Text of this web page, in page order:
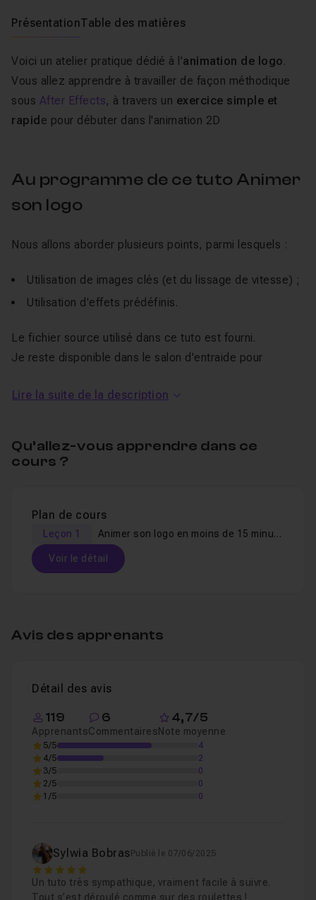
PrésentationTable des matières
Voici un atelier pratique dédié à l'animation de logo.
Vous allez apprendre à travailler de façon méthodique
sous After Effects, à travers un exercice simple et
rapid e pour débuter dans l'animation 2D
Au programme de ce tuto Animer
son logo
Nous allons aborder plusieurs points, parmi lesquels :
Utilisation de images clés (et du lissage de vitesse) ;
Utilisation d'effets prédéfinis.
Le fichier source utilisé dans ce tuto est fourni.
Je reste disponible dans le salon d'entraide pour
Bon tuto !
Lire la suite de la description
Qu’allez-vous apprendre dans ce
cours ?
Plan de cours
Leçon 1 Animer son logo en moins de 15 minutes
Voir le détail
Avis des apprenants
Détail des avis
119
Apprenants
6
Commentaires
4,7/5
Note moyenne
5/5
4
4/5
2
3/5
0
2/5
0
1/5
0
Sylwia Bobras Publié le 07/06/2025
5
Un tuto très sympathique, vraiment facile à suivre.
Tout s’est déroulé comme sur des roulettes !